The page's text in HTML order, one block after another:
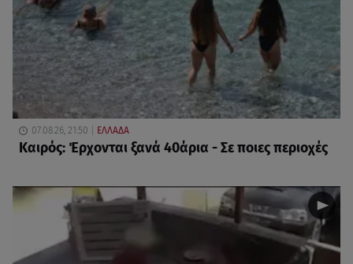
07.08.26, 21:50 ΕΛΛΑΔΑ
Καιρός: Έρχονται ξανά 40άρια - Σε ποιες περιοχές